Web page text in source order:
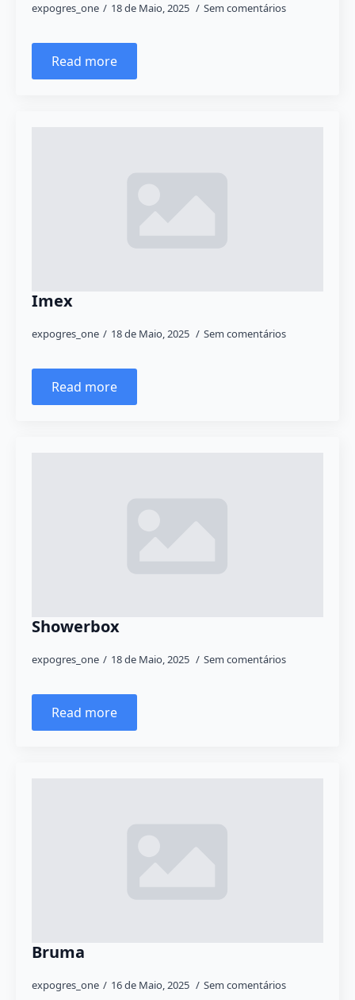
expogres_one 18 de Maio, 2025 Sem comentários
Read more
Imex
expogres_one 18 de Maio, 2025 Sem comentários
Read more
Showerbox
expogres_one 18 de Maio, 2025 Sem comentários
Read more
Bruma
expogres_one 16 de Maio, 2025 Sem comentários